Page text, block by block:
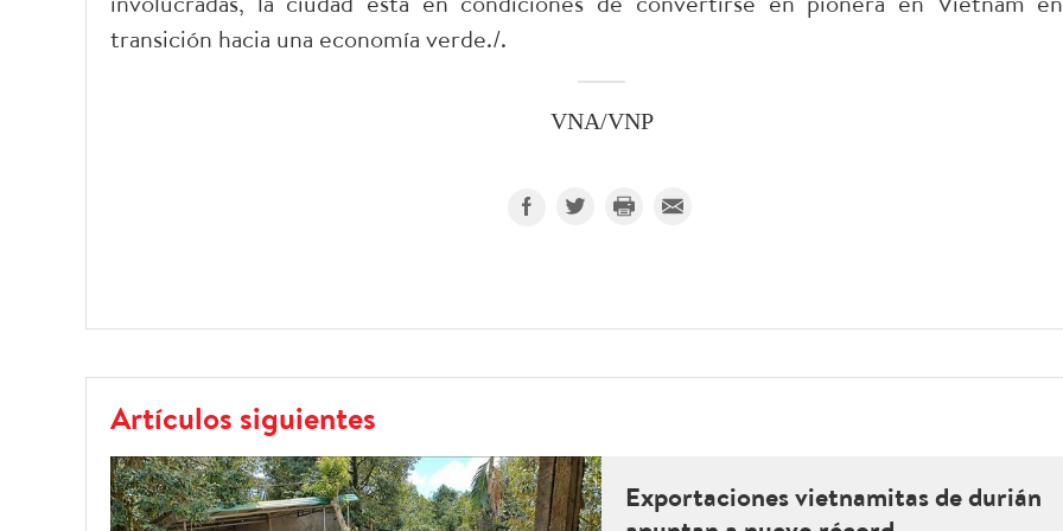
transición hacia una economía verde./.
VNA/VNP
Artículos siguientes
Exportaciones vietnamitas de durián